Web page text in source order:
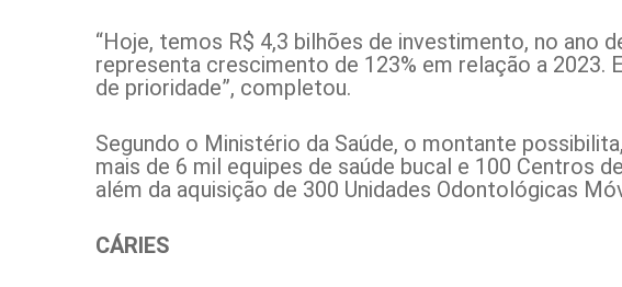
“Hoje, temos R$ 4,3 bilhões de investimento, no ano
representa crescimento de 123% em relação a 2023.
de prioridade”, completou.
Segundo o Ministério da Saúde, o montante
mais de 6 mil equipes de saúde bucal e 100 Centros
além da aquisição de 300 Unidades Odontológicas
CÁRIES